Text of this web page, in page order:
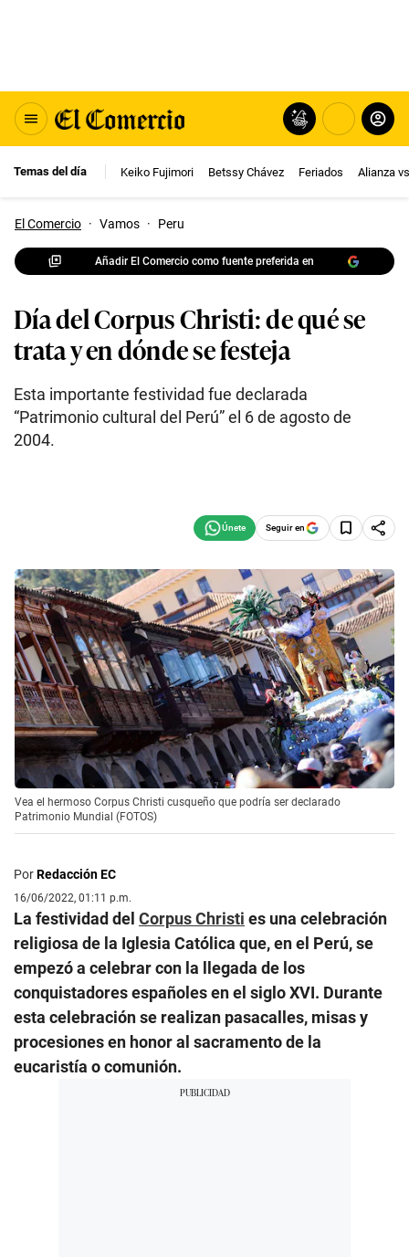
Temas del día Keiko Fujimori Betssy Chávez Feriados Alianza
El Comercio · Vamos · Peru
Añadir El Comercio como fuente preferida en
Día del Corpus Christi: de qué se
trata y en dónde se festeja
Esta importante festividad fue declarada
“Patrimonio cultural del Perú” el 6 de agosto de
2004.
Seguir en
Vea el hermoso Corpus Christi cusqueño que podría ser declarado
Patrimonio Mundial (FOTOS)
PorRedacción EC
16/06/2022, 01:11 p.m.
La festividad del Corpus Christi es una celebración
religiosa de la Iglesia Católica que, en el Perú, se
empezó a celebrar con la llegada de los
conquistadores españoles en el siglo XVI. Durante
esta celebración se realizan pasacalles, misas y
procesiones en honor al sacramento de la
eucaristía o comunión.